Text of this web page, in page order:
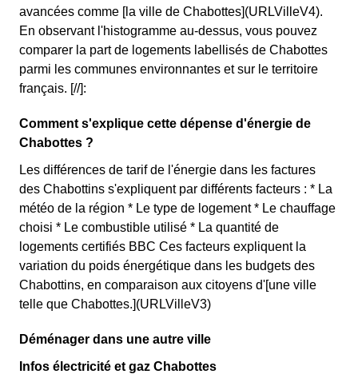
avancées comme [la ville de Chabottes](URLVilleV4).
En observant l'histogramme au-dessus, vous pouvez
comparer la part de logements labellisés de Chabottes
parmi les communes environnantes et sur le territoire
français. [//]:
Comment s'explique cette dépense d'énergie de
Chabottes ?
Les différences de tarif de l'énergie dans les factures
des Chabottins s'expliquent par différents facteurs : * La
météo de la région * Le type de logement * Le chauffage
choisi * Le combustible utilisé * La quantité de
logements certifiés BBC Ces facteurs expliquent la
variation du poids énergétique dans les budgets des
Chabottins, en comparaison aux citoyens d'[une ville
telle que Chabottes.](URLVilleV3)
Déménager dans une autre ville
Infos électricité et gaz Chabottes